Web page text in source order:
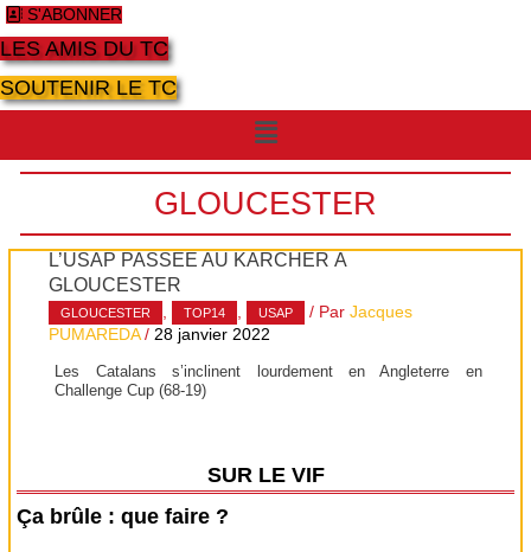
S'ABONNER
LES AMIS DU TC
SOUTENIR LE TC
Menu
GLOUCESTER
L’USAP PASSÉE AU KÄRCHER À
GLOUCESTER
GLOUCESTER , TOP14 , USAP / ParJacques
PUMAREDA /28 janvier 2022
Les Catalans s’inclinent lourdement en Angleterre en
Challenge Cup (68-19)
SUR LE VIF
Ça brûle : que faire ?